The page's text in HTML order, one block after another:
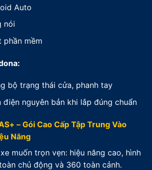
Auto
nói
phần mềm
bộ trạng thái cửa, phanh tay
điện nguyên bản khi lắp đúng chuẩn
– Gói Cao Cấp Tập Trung Vào
Năng
muốn trọn vẹn: hiệu năng cao, hình
chủ động và 360 toàn cảnh.